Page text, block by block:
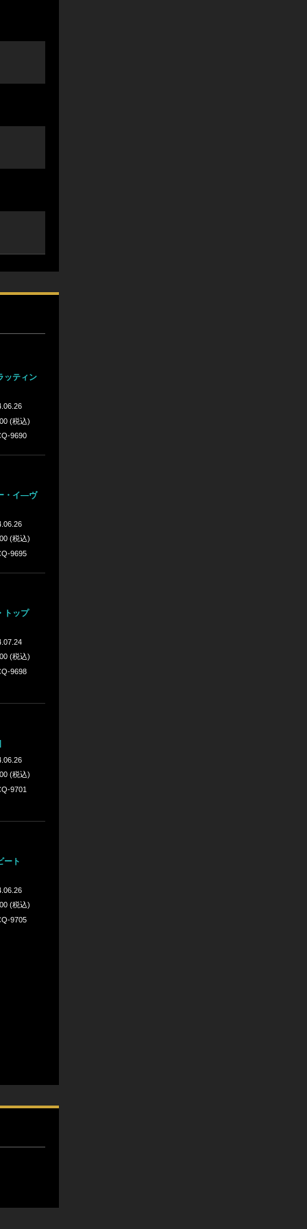
ッティン
(税込)
9690
・イ―ヴ
(税込)
9695
トップ
(税込)
9698
(税込)
9701
ート
(税込)
9705